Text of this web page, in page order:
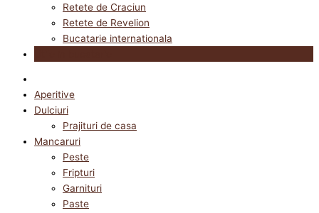
Retete de Craciun
Retete de Revelion
Bucatarie internationala
Aperitive
Dulciuri
Prajituri de casa
Mancaruri
Peste
Fripturi
Garnituri
Paste